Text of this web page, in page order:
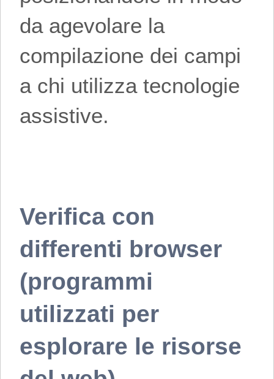
da agevolare la
compilazione dei campi
a chi utilizza tecnologie
assistive.
Verifica con
differenti browser
(programmi
utilizzati per
esplorare le risorse